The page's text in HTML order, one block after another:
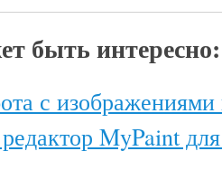
быть интересно:
с
MyPaint